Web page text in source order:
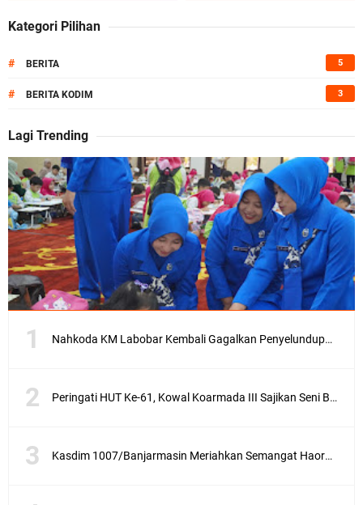
Kategori Pilihan
# BERITA 5
# BERITA KODIM 3
Lagi Trending
Nahkoda KM Labobar Kembali Gagalkan Penyelundupan 4 Ekor Burung Cendrawasih Asal Papua
Peringati HUT Ke-61, Kowal Koarmada III Sajikan Seni Budaya Khas Papua
Kasdim 1007/Banjarmasin Meriahkan Semangat Haornas Dengan Senam Bersama Dan Lomba Olahraga Tradisional